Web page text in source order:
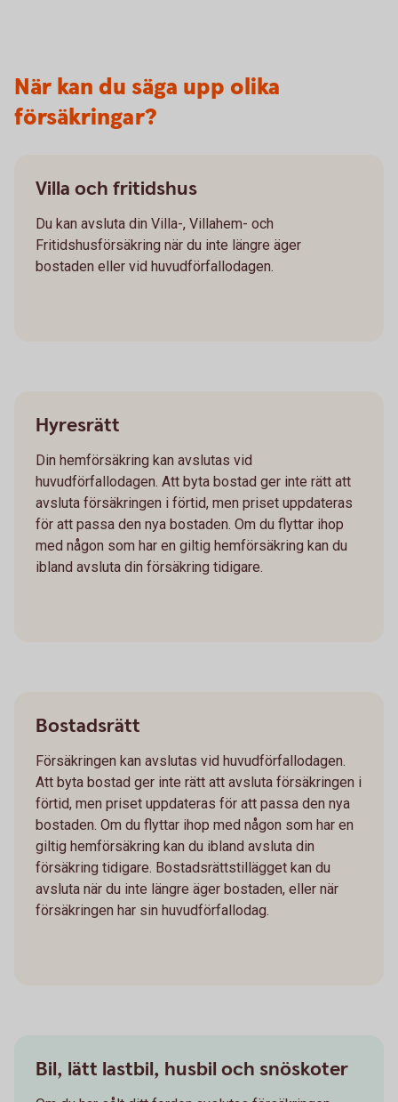
När kan du säga upp olika
försäkringar?
Villa och fritidshus
Du kan avsluta din Villa-, Villahem- och
Fritidshusförsäkring när du inte längre äger
bostaden eller vid huvudförfallodagen.
Hyresrätt
Din hemförsäkring kan avslutas vid
huvudförfallodagen. Att byta bostad ger inte rätt att
avsluta försäkringen i förtid, men priset uppdateras
för att passa den nya bostaden. Om du flyttar ihop
med någon som har en giltig hemförsäkring kan du
ibland avsluta din försäkring tidigare.
Bostadsrätt
Försäkringen kan avslutas vid huvudförfallodagen.
Att byta bostad ger inte rätt att avsluta försäkringen i
förtid, men priset uppdateras för att passa den nya
bostaden. Om du flyttar ihop med någon som har en
giltig hemförsäkring kan du ibland avsluta din
försäkring tidigare. Bostadsrättstillägget kan du
avsluta när du inte längre äger bostaden, eller när
försäkringen har sin huvudförfallodag.
Bil, lätt lastbil, husbil och snöskoter